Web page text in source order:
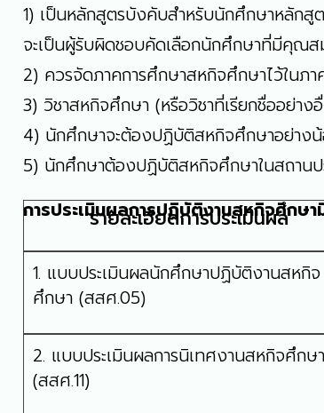
1) เป็นหลักสูตรบังคับสำหรับนักศึกษาหลัก
จะเป็นผู้รับผิดชอบคัดเลือกนักศึกษาที่มีคุณ
2) ควรจัดภาคการศึกษาสหกิจศึกษาไว้ใน
3) วิชาสหกิจศึกษา (หรือวิชาที่เรียกชื่ออย่า
4) นักศึกษาจะต้องปฏิบัติสหกิจศึกษาอย่างน้
5) นักศึกษาต้องปฏิบัติสหกิจศึกษาในสถานป
การประเมินผลการปฏิบัติงานสหกิจศึกษ
รายละเอียดการประเมินผล
1. แบบประเมินผลนักศึกษาปฏิบัติงานสหกิจ
ศึกษา (สสศ.05)
2. แบบประเมินผลการนิเทศงานสหกิจศึกษา
(สสศ.11)